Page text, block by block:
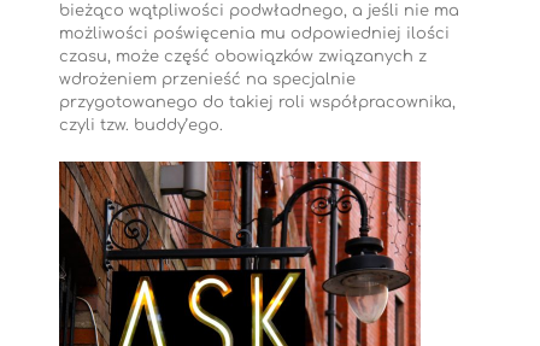
bieżąco wątpliwości podwładnego, a jeśli nie ma
możliwości poświęcenia mu odpowiedniej ilości
czasu, może część obowiązków związanych z
wdrożeniem przenieść na specjalnie
przygotowanego do takiej roli współpracownika,
czyli tzw. buddy’ego.